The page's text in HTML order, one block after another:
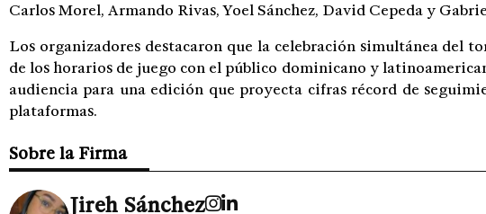
Carlos Morel, Armando Rivas, Yoel Sánchez, David Cepeda y
Los organizadores destacaron que la celebración simultánea del
de los horarios de juego con el público dominicano y
audiencia para una edición que proyecta cifras récord de
plataformas.
Sobre la Firma
Jireh Sánchez